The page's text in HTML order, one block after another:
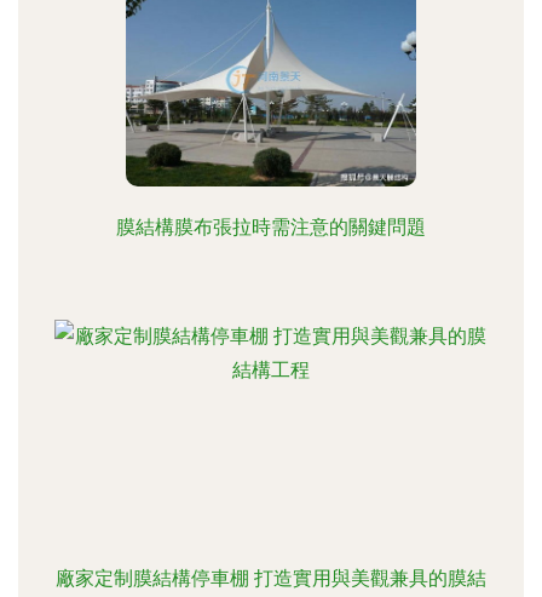
膜結構膜布張拉時需注意的關鍵問題
廠家定制膜結構停車棚 打造實用與美觀兼具的膜結